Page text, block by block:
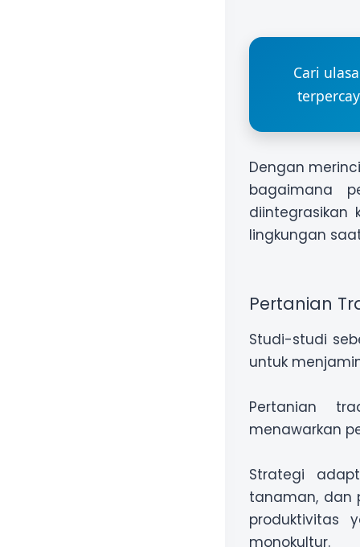
Cari
Dengan
bagaimana
lingkungan
Pertanian
Studi-studi
untuk
Pertanian
menawarkan
Strategi
tanaman, dan
produktivitas
monokultur.